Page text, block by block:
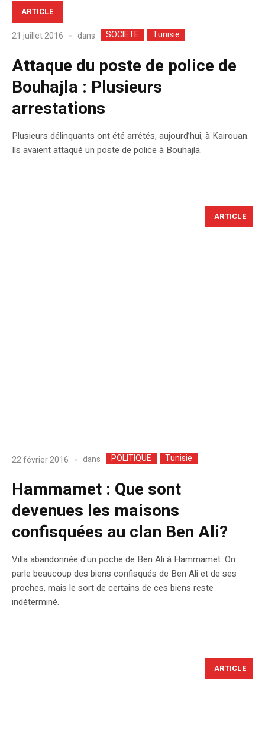
ARTICLE
21 juillet 2016 dans SOCIETE Tunisie
Attaque du poste de police de
Bouhajla : Plusieurs
arrestations
Plusieurs délinquants ont été arrêtés, aujourd’hui, à Kairouan.
Ils avaient attaqué un poste de police à Bouhajla.
ARTICLE
22 février 2016 dans POLITIQUE Tunisie
Hammamet : Que sont
devenues les maisons
confisquées au clan Ben Ali?
Villa abandonnée d’un poche de Ben Ali à Hammamet. On
parle beaucoup des biens confisqués de Ben Ali et de ses
proches, mais le sort de certains de ces biens reste
indéterminé.
ARTICLE